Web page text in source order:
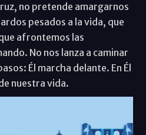
no pretende amargarnos
pesados a la vida, que
afrontemos las
No nos lanza a caminar
Él marcha delante. En Él
nuestra vida.